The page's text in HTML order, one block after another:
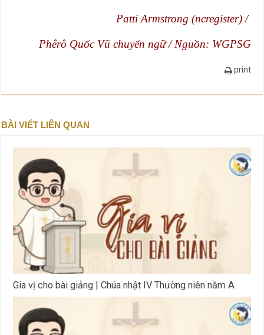
Patti Armstrong (ncregister) /
Phêrô Quốc Vũ chuyển ngữ / Nguồn: WGPSG
print
BÀI VIẾT LIÊN QUAN
Gia vị cho bài giảng | Chúa nhật IV Thường niên năm A